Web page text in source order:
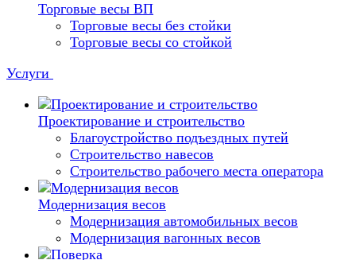
Торговые весы ВП
Торговые весы без стойки
Торговые весы со стойкой
Услуги
Проектирование и строительство
Благоустройство подъездных путей
Строительство навесов
Строительство рабочего места оператора
Модернизация весов
Модернизация автомобильных весов
Модернизация вагонных весов